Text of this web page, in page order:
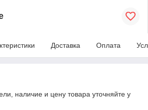
Доставка Оплата
наличие и цену товара уточняйте у